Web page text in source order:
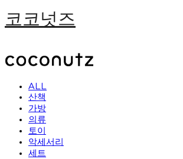
코코넛즈
ALL
산책
가방
의류
토이
악세서리
세트